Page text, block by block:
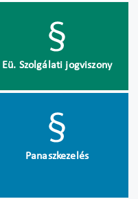
Eü. Szolgálati jogviszony
Panaszkezelés